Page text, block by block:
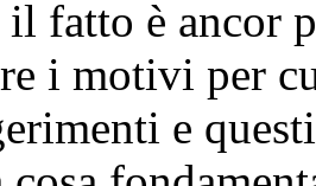
il fatto è ancor
i motivi per
e